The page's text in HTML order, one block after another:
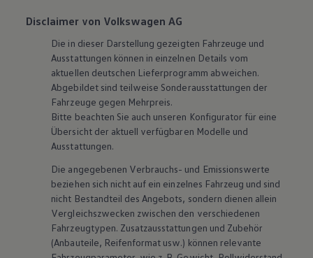
Disclaimer von Volkswagen AG
Die in dieser Darstellung gezeigten Fahrzeuge und
Ausstattungen können in einzelnen Details vom
aktuellen deutschen Lieferprogramm abweichen.
Abgebildet sind teilweise Sonderausstattungen der
Fahrzeuge gegen Mehrpreis.
Bitte beachten Sie auch unseren Konfigurator für eine
Übersicht der aktuell verfügbaren Modelle und
Ausstattungen.
Die angegebenen Verbrauchs- und Emissionswerte
beziehen sich nicht auf ein einzelnes Fahrzeug und sind
nicht Bestandteil des Angebots, sondern dienen allein
Vergleichszwecken zwischen den verschiedenen
Fahrzeugtypen. Zusatzausstattungen und Zubehör
(Anbauteile, Reifenformat usw.) können relevante